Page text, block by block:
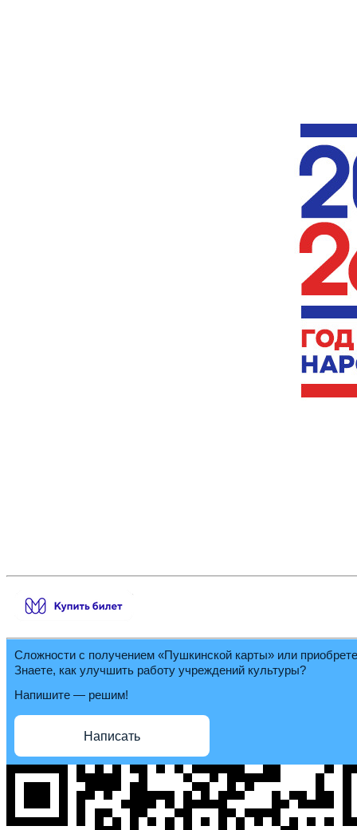
Сложности с получением «Пушкинской карты» или
Знаете, как улучшить работу учреждений культуры?
Напишите — решим!
Написать